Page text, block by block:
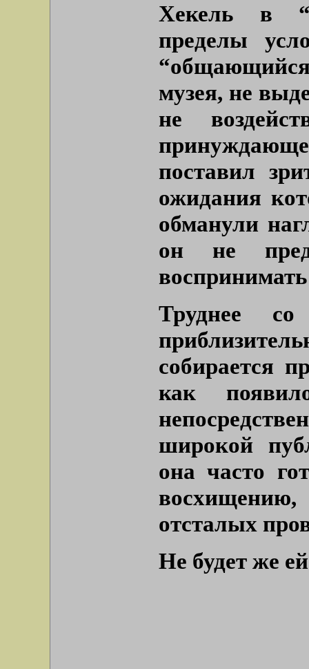
Хекель в
пределы
музея, не
не
поставил
ожидания
обманули
он не
Труднее со
собирается
как
широкой
она часто
восхищению,
отсталых
Не будет же